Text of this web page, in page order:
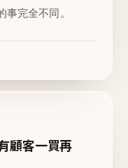
完全不同。
顧客一買再